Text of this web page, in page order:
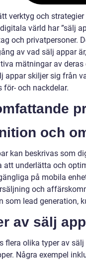
verktyg och
värld har ”sälj
och privatpersoner.
av vad sälj appar
mätningar av
appar skiljer sig från
för- och nackdelar.
och
kan beskrivas som
att underlätta och
på mobila
och
som lead generation,
av sälj
flera olika typer av
Några exempel